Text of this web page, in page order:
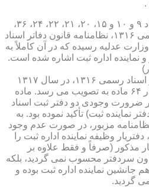
.
در سال ۱۳۱۶ و در اجرای مواد ۹ و ۱۰ و ۱۵، ۲۰، ۲۱، ۲۲، ۲۴، ۳۶،
۵۳، ۵۷ قانون دفاتر اسناد رسمی ۱۳۱۶، نظامنامه قانون دفاتر اسناد
تصویب وزارت عدلیه رسیده كه در آن كاملاً به
نماینده اداره ثبت اشاره شده است.
براساس ماده ۴۷ قانون دفاتر اسناد رسمی ۱۳۱۶، در سال ۱۳۱۷
آئین نامه دفاتر اسناد رسمی در ۶۴ ماده به تصویب می رسد. ماده
بر ضرورت وجودی دو دفتر ثبت اسناد
نماینده ثبت) تأكید نموده بود. به
دلیل، بر طبق ماده ۲۴ نظامنامه مزبور، در صورت عدم وجود
وظیفه نماینده اداره ثبت را
مذكور (صرفاً و فقط علاوه بر
سردفتر محسوب نمی گردید، بلكه
جانشین نماینده اداره ثبت بوده و
گردید.